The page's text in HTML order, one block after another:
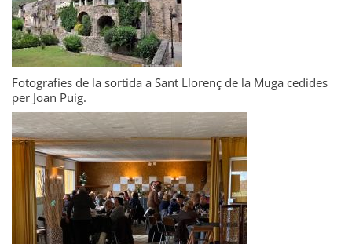
Fotografies de la sortida a Sant Llorenç de la Muga cedides
per Joan Puig.